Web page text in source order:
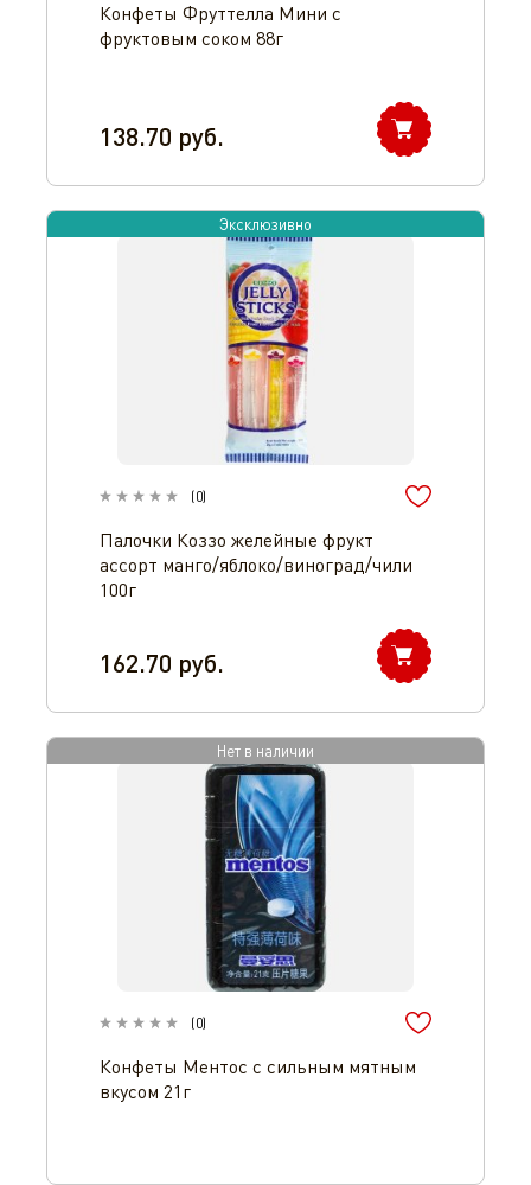
Конфеты Фруттелла Мини с
фруктовым соком 88г
138.70 руб.
Эксклюзивно
(0)
Палочки Коззо желейные фрукт
ассорт манго/яблоко/виноград/чили
100г
162.70 руб.
Нет в наличии
(0)
Конфеты Ментос с сильным мятным
вкусом 21г